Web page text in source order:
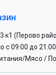
к1 (Перово
с 09:00 до 21:00
Мясо /